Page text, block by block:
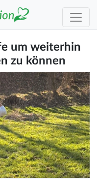
um weiterhin
zu können